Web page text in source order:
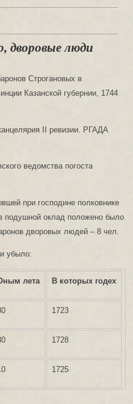
дворовые люди
Строгановых в
Казанской губернии, 1744
II ревизии. РГАДА
ведомства погоста
при господине полковнике
подушной оклад положено было
дворовых людей – 8 чел.
убыло:
лета В которых годех
1723
1728
1725